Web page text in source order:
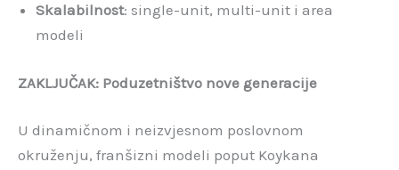
Skalabilnost: single-unit, multi-unit i area
modeli
ZAKLJUČAK: Poduzetništvo nove generacije
U dinamičnom i neizvjesnom poslovnom
okruženju, franšizni modeli poput Koykana